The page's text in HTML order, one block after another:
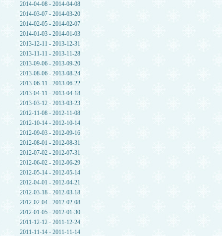
2014-04-08 - 2014-04-08
2014-03-07 - 2014-03-20
2014-02-05 - 2014-02-07
2014-01-03 - 2014-01-03
2013-12-11 - 2013-12-31
2013-11-11 - 2013-11-28
2013-09-06 - 2013-09-20
2013-08-06 - 2013-08-24
2013-06-11 - 2013-06-22
2013-04-11 - 2013-04-18
2013-03-12 - 2013-03-23
2012-11-08 - 2012-11-08
2012-10-14 - 2012-10-14
2012-09-03 - 2012-09-16
2012-08-01 - 2012-08-31
2012-07-02 - 2012-07-31
2012-06-02 - 2012-06-29
2012-05-14 - 2012-05-14
2012-04-01 - 2012-04-21
2012-03-18 - 2012-03-18
2012-02-04 - 2012-02-08
2012-01-05 - 2012-01-30
2011-12-12 - 2011-12-24
2011-11-14 - 2011-11-14